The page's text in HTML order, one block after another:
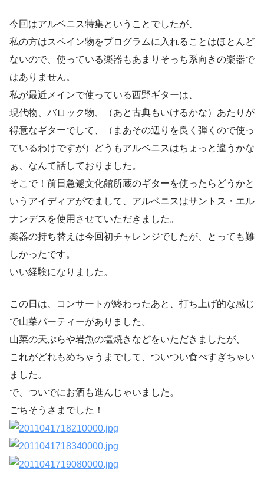
今回はアルベニス特集ということでしたが、
私の方はスペイン物をプログラムに入れることはほとんど
ないので、使っている楽器もあまりそっち系向きの楽器で
はありません。
私が最近メインで使っている西野ギターは、
現代物、バロック物、（あと古典もいけるかな）あたりが
得意なギターでして、（まあその辺りを良く弾くので使っ
ているわけですが）どうもアルベニスはちょっと違うかな
ぁ、なんて話しておりました。
そこで！前日急遽文化館所蔵のギターを使ったらどうかと
いうアイディアがでまして、アルベニスはサントス・エル
ナンデスを使用させていただきました。
楽器の持ち替えは今回初チャレンジでしたが、とっても難
しかったです。
いい経験になりました。
この日は、コンサートが終わったあと、打ち上げ的な感じ
で山菜パーティーがありました。
山菜の天ぷらや岩魚の塩焼きなどをいただきましたが、
これがどれもめちゃうまでして、ついつい食べすぎちゃい
ました。
で、ついでにお酒も進んじゃいました。
ごちそうさまでした！